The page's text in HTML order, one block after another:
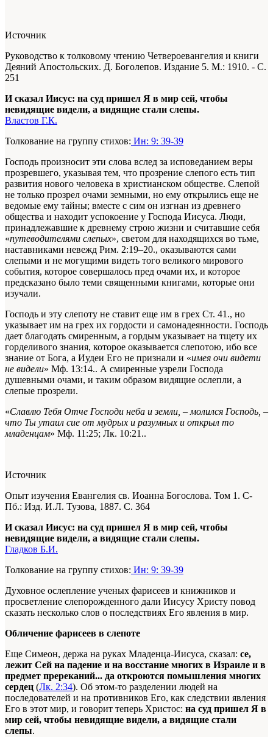
Источник
Руководство к толковому чтению Четвероевангелия и книги
Деяний Апостольских. Д. Боголепов. Издание 5. М.: 1910. - С.
251
И сказал Иисус: на суд пришел Я в мир сей, чтобы
невидящие видели, а видящие стали слепы.
Властов Г.К.
Толкование на группу стихов: Ин: 9: 39-39
Господь произносит эти слова вслед за исповеданием веры
прозревшего, указывая тем, что прозрение слепого есть тип
развития нового человека в христианском обществе. Слепой
не только прозрел очами земными, но ему открылись еще не
ведомые ему тайны; вместе с сим он изгнан из древнего
общества и находит успокоение у Господа Иисуса. Люди,
принадлежавшие к древнему строю жизни и считавшие себя
«путеводителями слепых», светом для находящихся во тьме,
наставниками невежд Рим. 2:19–20., оказываются сами
слепыми и не могущими видеть того великого мирового
события, которое совершалось пред очами их, и которое
предсказано было теми священными книгами, которые они
изучали.
Господь и эту слепоту не ставит еще им в грех Ст. 41., но
указывает им на грех их гордости и самонадеянности. Господь
дает благодать смиренным, а гордым указывает на тщету их
горделивого знания, которое оказывается слепотою, ибо все
знание от Бога, а Иудеи Его не признали и «имея очи видети
не видели» Мф. 13:14.. А смиренные узрели Господа
душевными очами, и таким образом видящие ослепли, а
слепые прозрели.
«Славлю Тебя Отче Господи неба и земли, – молился Господь, –
что Ты утаил сие от мудрых и разумных и открыл то
младенцам» Мф. 11:25; Лк. 10:21..
Источник
Опыт изучения Евангелия св. Иоанна Богослова. Том 1. С-
Пб.: Изд. И.Л. Тузова, 1887. С. 364
И сказал Иисус: на суд пришел Я в мир сей, чтобы
невидящие видели, а видящие стали слепы.
Гладков Б.И.
Толкование на группу стихов: Ин: 9: 39-39
Духовное ослепление ученых фарисеев и книжников и
просветление слепорожденного дали Иисусу Христу повод
сказать несколько слов о последствиях Его явления в мир.
Обличение фарисеев в слепоте
Еще Симеон, держа на руках Младенца-Иисуса, сказал: се,
лежит Сей на падение и на восстание многих в Израиле и в
предмет пререканий... да откроются помышления многих
сердец (Лк. 2:34). Об этом-то разделении людей на
последователей и на противников Его, как следствии явления
Его в этот мир, и говорит теперь Христос: на суд пришел Я в
мир сей, чтобы невидящие видели, а видящие стали
слепы.